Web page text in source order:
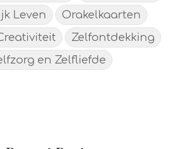
Leven
Orakelkaarten
Zelfontdekking
en Zelfliefde